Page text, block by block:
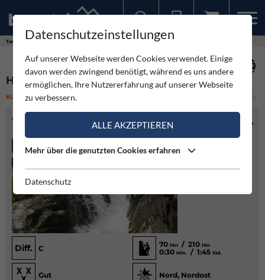
Touren
HEILKRAFT WASSERFALL KLETTERSTEIG
KLETTERSTEIG MITTEL
TOURENINFO
Diff. C 70 Hm / 210 Hm
0:30 Min. / 1:45 Std.
Gut Nord, Nordost
Datenschutzeinstellungen
Auf unserer Webseite werden Cookies verwendet. Einige
davon werden zwingend benötigt, während es uns andere
ermöglichen, Ihre Nutzererfahrung auf unserer Webseite
zu verbessern.
ALLE AKZEPTIEREN
Mehr über die genutzten Cookies erfahren
Datenschutz